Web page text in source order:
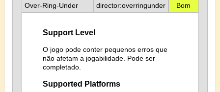
Over-Ring-Under
director:overringunder Bom
Support Level
O jogo pode conter pequenos erros que
não afetam a jogabilidade. Pode ser
completado.
Supported Platforms